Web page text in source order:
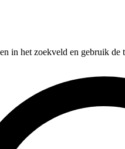
in het zoekveld en gebruik de